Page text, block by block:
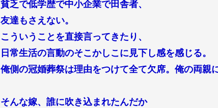
貧乏で低学歴で中小企業で田舎者、
友達もさえない。
こういうことを直接言ってきたり、
日常生活の言動のそこかしこに見下し感を感じる。
俺側の冠婚葬祭は理由をつけて全て欠席。俺の両親
そんな嫁、誰に吹き込まれたんだか